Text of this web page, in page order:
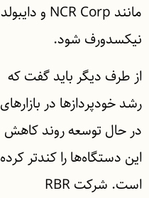
مانند NCR Corp و دایبولد
نیکسدورف شود.
از طرف دیگر باید گفت که
رشد خودپردازها در بازارهای
در حال توسعه روند کاهش
این دستگاه‌ها را کندتر کرده
است. شرکت RBR